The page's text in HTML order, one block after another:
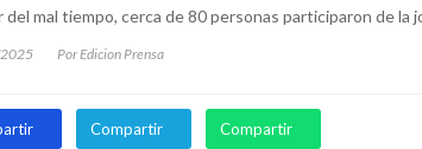
del mal tiempo, cerca de 80 personas participaron de la
Por Edicion Prensa
Compartir Compartir